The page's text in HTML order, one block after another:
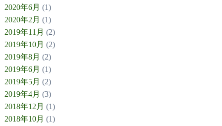
2020年6月 (1)
2020年2月 (1)
2019年11月 (2)
2019年10月 (2)
2019年8月 (2)
2019年6月 (1)
2019年5月 (2)
2019年4月 (3)
2018年12月 (1)
2018年10月 (1)